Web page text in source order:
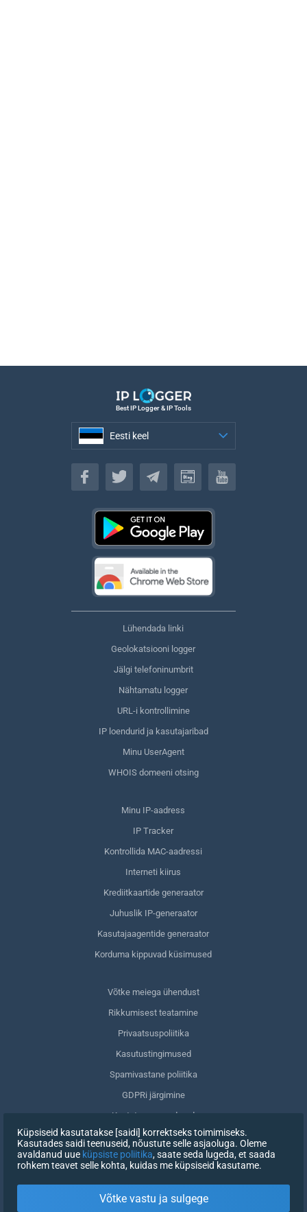
Best IP Logger & IP Tools
Eesti keel
Eesti keel
Lühendada linki
Geolokatsiooni logger
Jälgi telefoninumbrit
Nähtamatu logger
URL-i kontrollimine
IP loendurid ja kasutajaribad
Minu UserAgent
WHOIS domeeni otsing
Minu IP-aadress
IP Tracker
Kontrollida MAC-aadressi
Interneti kiirus
Krediitkaartide generaator
Juhuslik IP-generaator
Kasutajaagentide generaator
Korduma kippuvad küsimused
Võtke meiega ühendust
Rikkumisest teatamine
Privaatsuspoliitika
Kasutustingimused
Spamivastane poliitika
GDPRi järgimine
Kustuta oma andmed
Nõusoleku tagasivõtmine
Küpsiseid kasutatakse [saidi] korrektseks toimimiseks.
Kasutades saidi teenuseid, nõustute selle asjaoluga. Oleme
avaldanud uue küpsiste poliitika, saate seda lugeda, et saada
rohkem teavet selle kohta, kuidas me küpsiseid kasutame.
Võtke vastu ja sulgege